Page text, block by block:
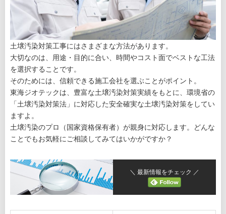
土壌汚染対策工事にはさまざまな方法があります。
大切なのは、用途・目的に合い、時間やコスト面でベストな工法
を選択することです。
そのためには、信頼できる施工会社を選ぶことがポイント。
東海ジオテックは、豊富な土壌汚染対策実績をもとに、環境省の
「土壌汚染対策法」に対応した安全確実な土壌汚染対策をしてい
ますよ。
土壌汚染のプロ（国家資格保有者）が親身に対応します。どんな
ことでもお気軽にご相談してみてはいかがですか？
＼ 最新情報をチェック ／